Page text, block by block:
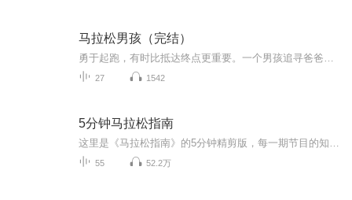
马拉松男孩（完结）
27 1542
5分钟马拉松指南
55 52.2万